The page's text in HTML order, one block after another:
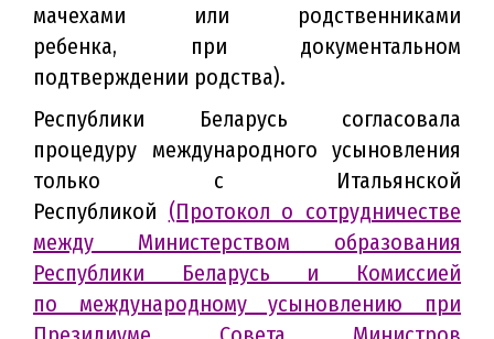
мачехами или родственниками
ребенка, при документальном
подтверждении родства).
Республики Беларусь согласовала
процедуру международного усыновления
только с Итальянской
Республикой (Протокол о сотрудничестве
между Министерством образования
Республики Беларусь и Комиссией
по международному усыновлению при